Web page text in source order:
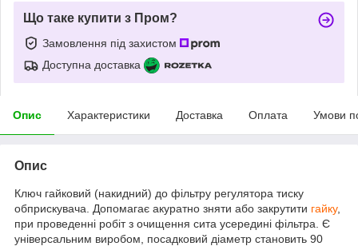
Що таке купити з Пром?
Замовлення під захистом
Доступна доставка
Опис Характеристики Доставка Оплата Умови
Опис
Ключ гайковий (накидний) до фільтру регулятора тиску
обприскувача. Допомагає акуратно зняти або закрутити гайку,
при проведенні робіт з очищення сита усередині фільтра. Є
універсальним виробом, посадковий діаметр становить 90